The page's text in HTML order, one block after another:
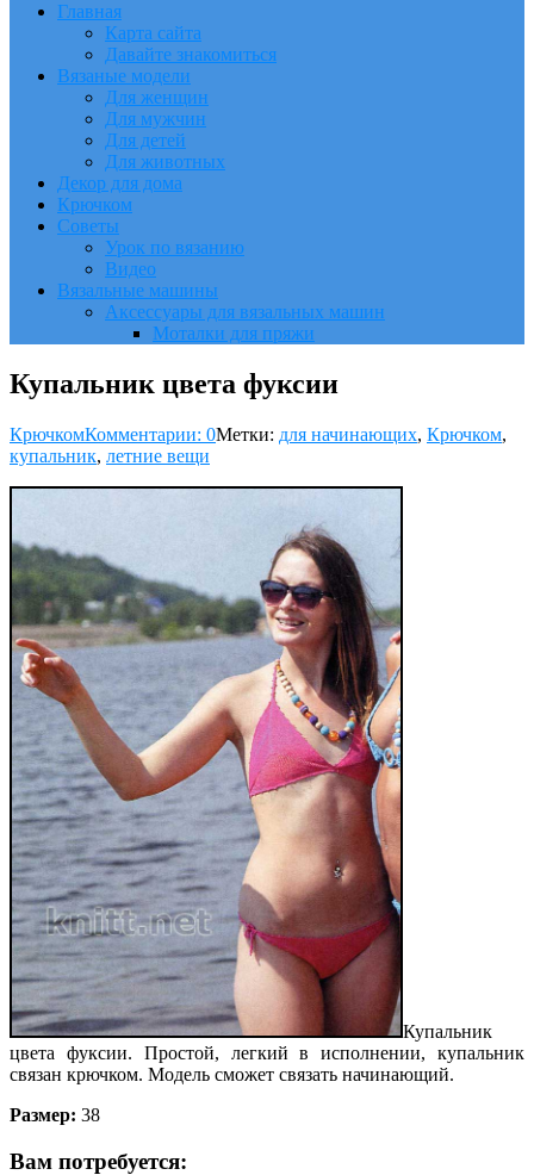
Главная
Карта сайта
Давайте знакомиться
Вязаные модели
Для женщин
Для мужчин
Для детей
Для животных
Декор для дома
Крючком
Советы
Урок по вязанию
Видео
Вязальные машины
Аксессуары для вязальных машин
Моталки для пряжи
Купальник цвета фуксии
КрючкомКомментарии: 0Метки: для начинающих, Крючком,
купальник, летние вещи
Купальник
цвета фуксии. Простой, легкий в исполнении, купальник
связан крючком. Модель сможет связать начинающий.
Размер: 38
Вам потребуется: